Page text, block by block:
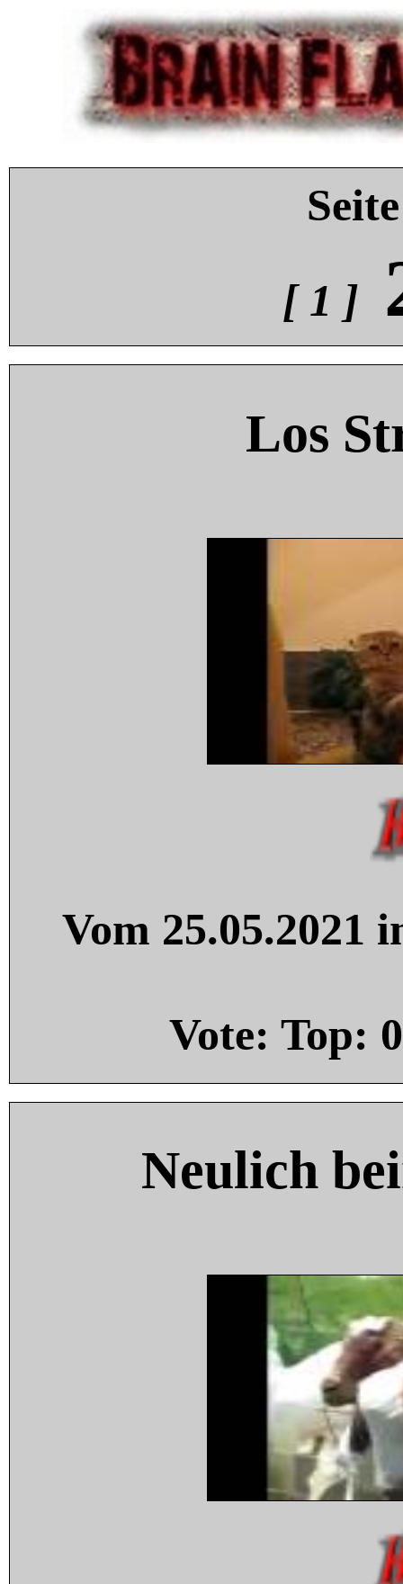
[ 1 ]
Los
Vom 25.05.2021
Vote: Top: 0
Neulich